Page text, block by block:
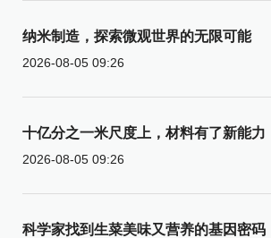
纳米制造，探索微观世界的无限可能
2026-08-05 09:26
十亿分之一米尺度上，材料有了新能力
2026-08-05 09:26
科学家找到生菜美味又营养的基因密码